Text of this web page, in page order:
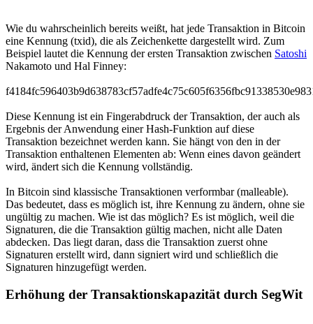
Wie du wahrscheinlich bereits weißt, hat jede Transaktion in Bitcoin
eine Kennung (txid), die als Zeichenkette dargestellt wird. Zum
Beispiel lautet die Kennung der ersten Transaktion zwischen Satoshi
Nakamoto und Hal Finney:
Diese Kennung ist ein Fingerabdruck der Transaktion, der auch als
Ergebnis der Anwendung einer Hash-Funktion auf diese
Transaktion bezeichnet werden kann. Sie hängt von den in der
Transaktion enthaltenen Elementen ab: Wenn eines davon geändert
wird, ändert sich die Kennung vollständig.
In Bitcoin sind klassische Transaktionen verformbar (malleable).
Das bedeutet, dass es möglich ist, ihre Kennung zu ändern, ohne sie
ungültig zu machen. Wie ist das möglich? Es ist möglich, weil die
Signaturen, die die Transaktion gültig machen, nicht alle Daten
abdecken. Das liegt daran, dass die Transaktion zuerst ohne
Signaturen erstellt wird, dann signiert wird und schließlich die
Signaturen hinzugefügt werden.
Erhöhung der Transaktionskapazität durch SegWit